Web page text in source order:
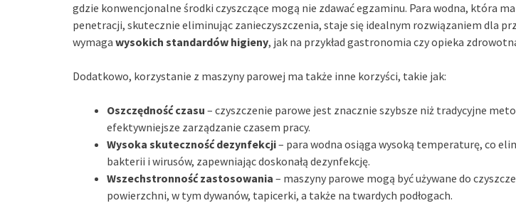
gdzie konwencjonalne środki czyszczące mogą nie zdawać egzaminu. Para wodna, która
penetracji, skutecznie eliminując zanieczyszczenia, staje się idealnym rozwiązaniem dla
wymaga wysokich standardów higieny, jak na przykład gastronomia czy opieka
Dodatkowo, korzystanie z maszyny parowej ma także inne korzyści, takie jak:
Oszczędność czasu – czyszczenie parowe jest znacznie szybsze niż tradycyjne
efektywniejsze zarządzanie czasem pracy.
Wysoka skuteczność dezynfekcji– para wodna osiąga wysoką temperaturę, co
bakterii i wirusów, zapewniając doskonałą dezynfekcję.
Wszechstronność zastosowania – maszyny parowe mogą być używane do
powierzchni, w tym dywanów, tapicerki, a także na twardych podłogach.